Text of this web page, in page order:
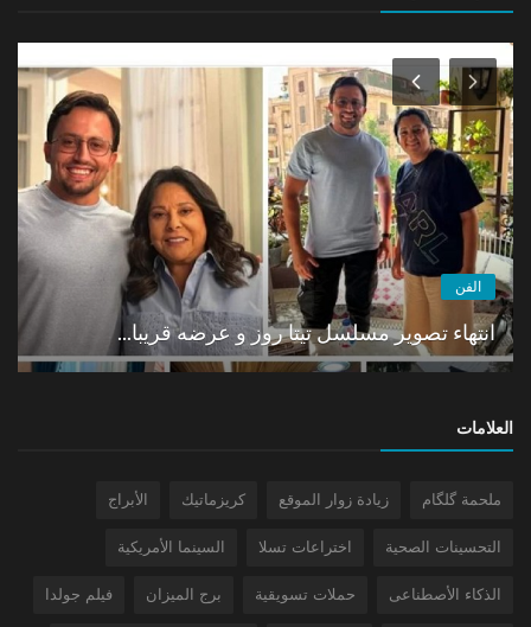
الفن
انتهاء تصوير مسلسل تيتا روز و عرضه قريبا...
العلامات
ملحمة گلگام زيادة زوار الموقع كريزماتيك الأبراج
التحسينات الصحية اختراعات تسلا السينما الأمريكية
الذكاء الأصطناعى حملات تسويقية برج الميزان فيلم جولدا